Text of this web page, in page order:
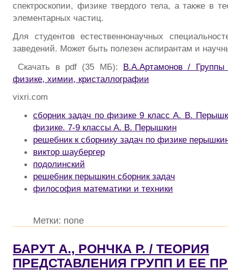
спектроскопии, физике твердого тела, а также в
элементарных частиц.
Для студентов естественнонаучных
заведений. Может быть полезен аспирантам и
Скачать в pdf (35 МБ): В.А.Артамонов /
физике, химии, кристаллографии
vixri.com
сборник задач по физике 9 класс А. В.
физике. 7-9 классы А. В. Перышкин
решебник к сборнику задач по физике
виктор шаубергер
подолинский
решебник перышкин сборник задач
философия математики и техники
Метки: none
БАРУТ А., РОНЧКА Р. / ТЕОРИЯ
ПРЕДСТАВЛЕНИЯ ГРУПП И ЕЕ